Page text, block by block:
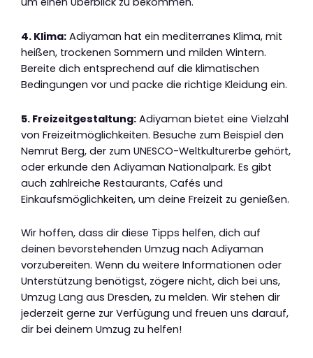
4. Klima: Adiyaman hat ein mediterranes Klima, mit
heißen, trockenen Sommern und milden Wintern.
Bereite dich entsprechend auf die klimatischen
Bedingungen vor und packe die richtige Kleidung ein.
5. Freizeitgestaltung: Adiyaman bietet eine Vielzahl
von Freizeitmöglichkeiten. Besuche zum Beispiel den
Nemrut Berg, der zum UNESCO-Weltkulturerbe gehört,
oder erkunde den Adiyaman Nationalpark. Es gibt
auch zahlreiche Restaurants, Cafés und
Einkaufsmöglichkeiten, um deine Freizeit zu genießen.
Wir hoffen, dass dir diese Tipps helfen, dich auf
deinen bevorstehenden Umzug nach Adiyaman
vorzubereiten. Wenn du weitere Informationen oder
Unterstützung benötigst, zögere nicht, dich bei uns,
Umzug Lang aus Dresden, zu melden. Wir stehen dir
jederzeit gerne zur Verfügung und freuen uns darauf,
dir bei deinem Umzug zu helfen!